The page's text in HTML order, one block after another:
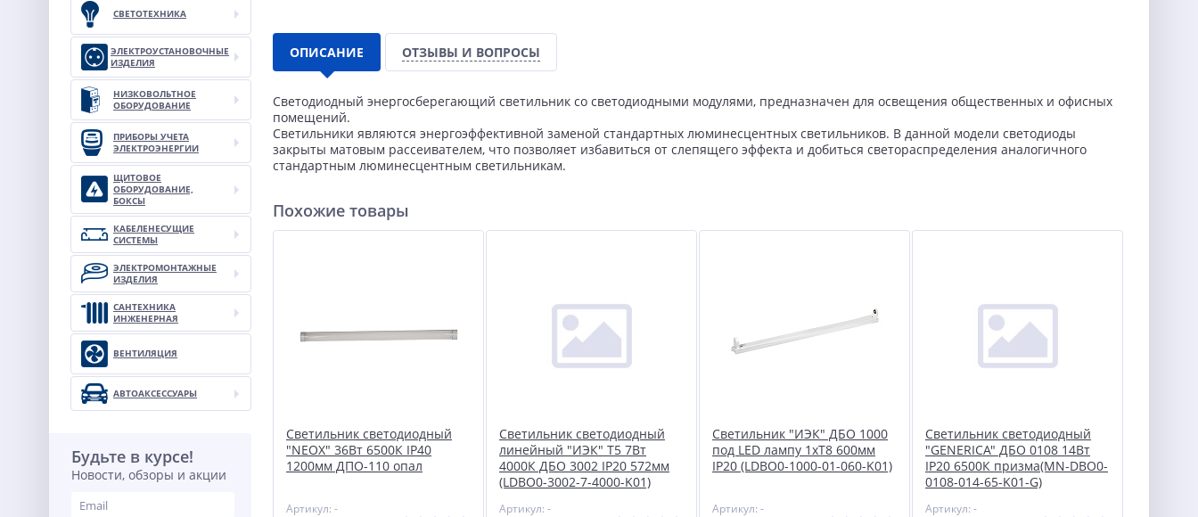
СВЕТОТЕХНИКА
ЭЛЕКТРОУСТАНОВОЧНЫЕ
ИЗДЕЛИЯ
НИЗКОВОЛЬТНОЕ
ОБОРУДОВАНИЕ
ПРИБОРЫ УЧЕТА
ЭЛЕКТРОЭНЕРГИИ
ЩИТОВОЕ
ОБОРУДОВАНИЕ,
БОКСЫ
КАБЕЛЕНЕСУЩИЕ
СИСТЕМЫ
ЭЛЕКТРОМОНТАЖНЫЕ
ИЗДЕЛИЯ
САНТЕХНИКА
ИНЖЕНЕРНАЯ
ВЕНТИЛЯЦИЯ
АВТОАКСЕССУАРЫ
Будьте в курсе!
Новости, обзоры и акции
ОПИСАНИЕ ОТЗЫВЫ И ВОПРОСЫ
Светодиодный энергосберегающий светильник со светодиодными модулями, предназначен для освещения общественных и офисных
помещений.
Светильники являются энергоэффективной заменой стандартных люминесцентных светильников. В данной модели светодиоды
закрыты матовым рассеивателем, что позволяет избавиться от слепящего эффекта и добиться светораспределения аналогичного
стандартным люминесцентным светильникам.
Похожие товары
Светильник светодиодный
"NEOX" 36Вт 6500К IP40
1200мм ДПО-110 опал
Артикул: -
Светильник светодиодный
линейный "ИЭК" Т5 7Вт
4000К ДБО 3002 IP20 572мм
(LDBO0-3002-7-4000-K01)
Артикул: -
Светильник "ИЭК" ДБО 1000
под LED лампу 1хТ8 600мм
IP20 (LDBO0-1000-01-060-K01)
Артикул: -
Светильник светодиодный
"GENERICA" ДБО 0108 14Вт
IP20 6500К призма(MN-DBO0-
0108-014-65-K01-G)
Артикул: -